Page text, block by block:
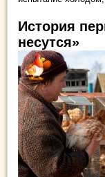
История
несутся»